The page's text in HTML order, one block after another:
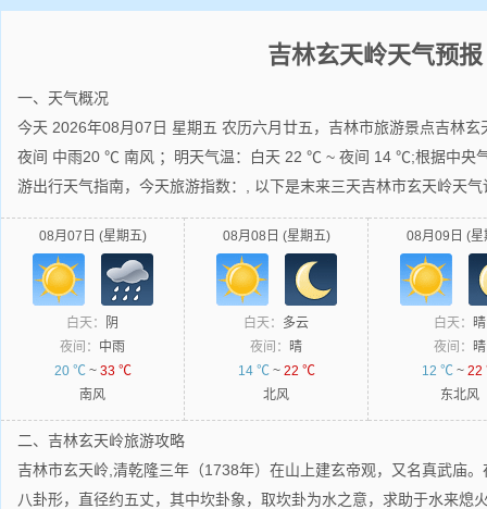
吉林玄天岭天气预报
一、天气概况
今天 2026年08月07日 星期五 农历六月廿五，吉林市旅游景点吉林
夜间 中雨20 ℃ 南风 ；明天气温：白天 22 ℃ ~ 夜间 14 ℃;根据中央
游出行天气指南，今天旅游指数：, 以下是末来三天吉林市玄天岭天气
08月07日 (星期五)
白天：
阴
夜间： 中雨
20 ℃~ 33 ℃
南风
08月08日 (星期五)
白天： 多云
夜间： 晴
14 ℃~ 22 ℃
北风
08月09日 (星
白天： 晴
夜间： 晴
12 ℃~
东北风
二、吉林玄天岭旅游攻略
吉林市玄天岭,清乾隆三年（1738年）在山上建玄帝观，又名真武庙
八卦形，直径约五丈，其中坎卦象，取坎卦为水之意，求助于水来熄